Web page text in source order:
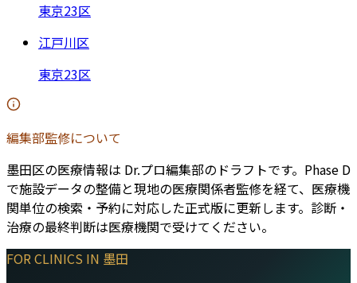
東京23区
江戸川区
東京23区
編集部監修について
墨田区の医療情報は Dr.プロ編集部のドラフトです。Phase D
で施設データの整備と現地の医療関係者監修を経て、医療機
関単位の検索・予約に対応した正式版に更新します。診断・
治療の最終判断は医療機関で受けてください。
FOR CLINICS IN 墨田